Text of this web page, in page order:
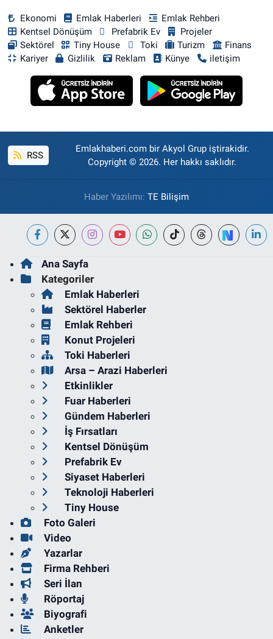
Ekonomi Emlak Haberleri
Emlak Rehberi
Kentsel Dönüşüm
Prefabrik Ev
Projeler
Sektörel
Tiny House Toki Turizm
Finans
Kariyer
Gizlilik Reklam Künye iletişim
RSS
Emlakhaberi.com bir Akyol Grup iştirakidir.
Copyright © 2026. Her hakkı saklıdır.
Haber Yazılımı: TE Bilişim
Ana Sayfa
Kategoriler
Emlak Haberleri
Sektörel Haberler
Emlak Rehberi
Konut Projeleri
Toki Haberleri
Arsa – Arazi Haberleri
Etkinlikler
Fuar Haberleri
Gündem Haberleri
İş Fırsatları
Kentsel Dönüşüm
Prefabrik Ev
Siyaset Haberleri
Teknoloji Haberleri
Tiny House
Foto Galeri
Video
Yazarlar
Firma Rehberi
Seri İlan
Röportaj
Biyografi
Anketler